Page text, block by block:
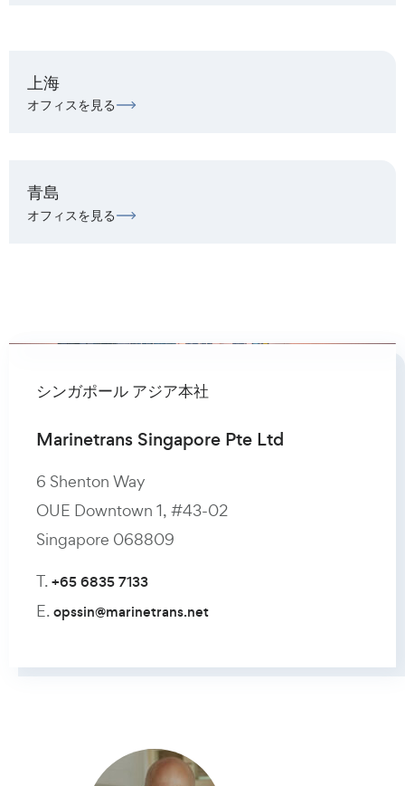
上海
オフィスを見る
青島
オフィスを見る
シンガポール アジア本社
Marinetrans Singapore Pte Ltd
6 Shenton Way
OUE Downtown 1, #43-02
Singapore 068809
T.+65 6835 7133
E.opssin@marinetrans.net
オスロ欧州本部
Marinetrans AS
Strandveien 50A
1366 Lysaker
Norway
T.+47 6400 2300
E.opsosl@marinetrans.net
アムステルダム
Marinetrans Benelux B.V.
Changiweg 14
1437 EP Rozenburg
The Netherlands
T.+31 20 410 88 70
E.opsams@marinetrans.net
ロッテルダム
Marinetrans Benelux B.V.
Bunschotenweg 150
3089 KC, Rotterdam
The Netherlands
T.+31 10 7522 333
E.opsrtm@marinetrans.net
ハンブルグ
Marinetrans Germany GmbH
Obenhauptstrasse 2
22335 Hamburg
Germany
T.+49 40 3708 7300
E.opsham@marinetrans.net
Marinetrans Korea Co. Ltd
1002 & 1003, 21, YANGPYEONG-RO 22-GIL,
YEONGDEUNGPO-GU, SEOUL, KOREA
E.KROPS_SEL@marinetrans.net
釜山
Marinetrans Korea Co. Ltd
6th floor, 33-20 Inobiz-ro, Juchon-myeon,
Gimhae-si, Gyeongsangnam-do, Busan, Korea
T. +82 2 2668 7799
E.KROPS_SEL@marinetrans.net
大阪
Marinetrans Japan Co. Ltd
Crossroad Uchihommachi, Bldg 9F
1-3-5 Uchihommachi Chuo-ku
Osaka 540-0026
T.+81 6 4792 7061
アテネ
Marinetrans Greece Ltd.
111 Alimou Avenue,
16452 Argyroupoli,
Athens, Greece
T.+30 213 0211 058
E.ops.gr@marinetrans.net
ヒューストン
Marinetrans USA LLC
7259 Rankin Rd
Ste 300, 77396 Humble
Tx, Usa
T.+1 281 442 0400
E.opshou@marinetrans.net
ムンバイ
Shipspare Forwarder Marinetrans
Lodha Supremus II, Office Unit 610, Rd
Number 22, Wagle Industrial Estate,
400604, THANE, Maharashtra
T.+91 86 0023 3900
E.Indiaops@marinetrans.net
山
Marinetrans AS
Leirvikflaten 3
N-5179 Godvik
Norway
T.+47 2139 2660
E.opsbgo@marinetrans.net
上海
Marinetrans China
B2103, No.388 West Jiangwan Rd.
Capitaland Hongkou Plaza,
Shanghai 200083
T:+86 21 6677 5266
Qingdao
Marinetrans China Co., Ltd Qingdao
Room 3709, Building 1,
Excellence Century Center,
Qingdao, China
E:sha@marinetrans.net